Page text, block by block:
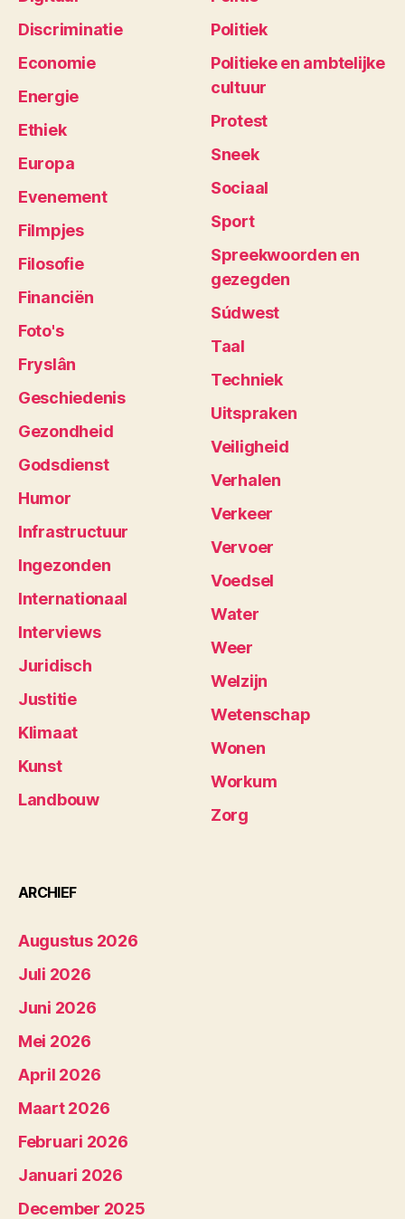
Discriminatie
Economie
Energie
Ethiek
Europa
Evenement
Filmpjes
Filosofie
Financiën
Foto's
Fryslân
Geschiedenis
Gezondheid
Godsdienst
Humor
Infrastructuur
Ingezonden
Internationaal
Interviews
Juridisch
Justitie
Klimaat
Kunst
Landbouw
Politiek
Politieke en ambtelijke
cultuur
Protest
Sneek
Sociaal
Sport
Spreekwoorden en
gezegden
Súdwest
Taal
Techniek
Uitspraken
Veiligheid
Verhalen
Verkeer
Vervoer
Voedsel
Water
Weer
Welzijn
Wetenschap
Wonen
Workum
Zorg
ARCHIEF
Augustus 2026
Juli 2026
Juni 2026
Mei 2026
April 2026
Maart 2026
Februari 2026
Januari 2026
December 2025